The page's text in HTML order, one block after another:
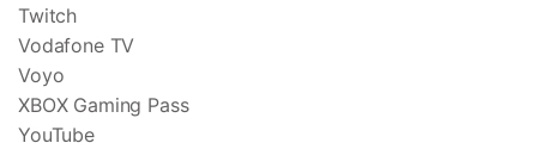
Twitch
Vodafone TV
Voyo
XBOX Gaming Pass
YouTube